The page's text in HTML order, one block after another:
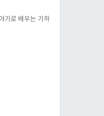
기로 배우는 기하